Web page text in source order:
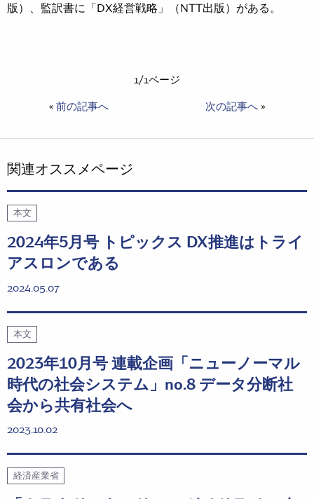
版）、監訳書に「DX経営戦略」（NTT出版）がある。
1/1ページ
« 前の記事へ 次の記事へ »
関連オススメページ
本文
2024年5月号 トピックス DX推進はトライ
アスロンである
2024.05.07
本文
2023年10月号 連載企画「ニューノーマル
時代の社会システム」no.8 データ分断社
会から共有社会へ
2023.10.02
経済産業省